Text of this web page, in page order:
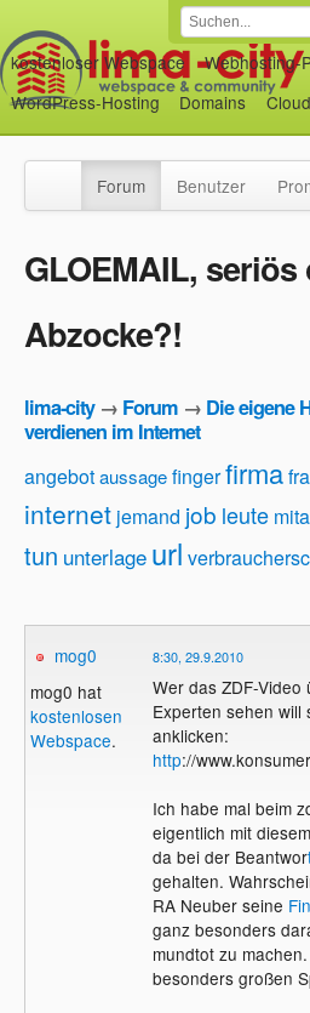
kostenloser Webspace
Webhosting-
WordPress-Hosting
Domains
Forum Benutzer
GLOEMAIL, seriös
Abzocke?!
lima-city→ Forum → Die eigene
verdienen im Internet
angebotaussagefingerfirma
internet jemand job leute
tun unterlage url
mog0
mog0 hat
kostenlosen
Webspace.
8:30, 29.9.2010
Wer das ZDF-Video
Experten sehen will
anklicken:
http://
Ich habe mal beim
eigentlich mit
da bei der Beantwor
gehalten.
RA Neuber seine
ganz besonders
mundtot zu
besonders großen